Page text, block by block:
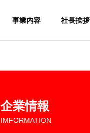
事業内容 社長挨拶
企業情報
IMFORMATION